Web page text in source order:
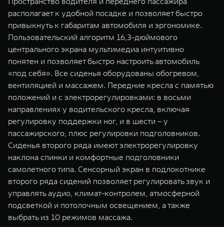
располагает к удобной посадке и позволяет быстро
привыкнуть к габаритам автомобиля и эргономике.
Пользовательский алгоритм 16,3-дюймового
центрального экрана мультимедиа интуитивно
понятен и позволяет быстро настроить автомобиль
«под себя». Все сиденья оборудованы обогревом,
вентиляцией и массажем. Передние кресла с памятью
положений и с электрорегулировками: в восьми
направлениях у водительского кресла, включая
регулировку поддержки ног, и в шести – у
пассажирского, плюс регулировки подголовников.
Сиденья второго ряда имеют электрорегулировку
наклона спинки и комфортные подголовники
самолетного типа. Сенсорный экран в подлокотнике
второго ряда сидений позволяет регулировать звук и
управлять аудио, климат-контролем, атмосферной
подсветкой и потолочным освещением, а также
выбрать из 10 режимов массажа.